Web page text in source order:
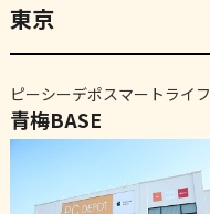
東京
ピーシーデポスマートライフ
青梅BASE